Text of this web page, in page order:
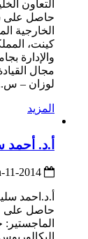
التعاون
حاصل على
الخارجية
كينت،
والإدارة
لوزان –
المزيد
أ.د. أحمد
أ.د.احمد